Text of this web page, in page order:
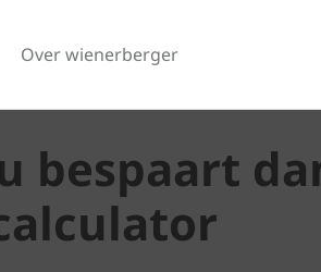
Over wienerberger
bespaart